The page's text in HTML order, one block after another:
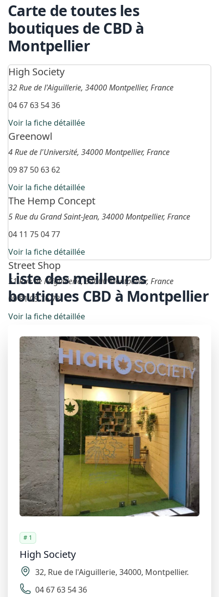
Carte de toutes les
boutiques de CBD à
Montpellier
High Society
32 Rue de l'Aiguillerie, 34000 Montpellier, France
04 67 63 54 36
Voir la fiche détaillée
Greenowl
4 Rue de l'Université, 34000 Montpellier, France
09 87 50 63 62
Voir la fiche détaillée
The Hemp Concept
5 Rue du Grand Saint-Jean, 34000 Montpellier, France
04 11 75 04 77
Voir la fiche détaillée
Street Shop
51 Rue de l'Aiguillerie, 34000 Montpellier, France
09 81 09 76 73
Voir la fiche détaillée
12 Boulevard Ledru Rollin, 34000 Montpellier, France
07 49 26 15 16
Voir la fiche détaillée
HISTOIRE DE GRAINES
31 Rue de l'Aiguillerie, 34000 Montpellier, France
09 88 08 17 77
Voir la fiche détaillée
CBD SHOP
3 Rue de la République, 34000 Montpellier, France
09 83 87 09 70
Voir la fiche détaillée
6 Rue d'Alger, 34000 Montpellier, France
04 67 66 04 47
Voir la fiche détaillée
Cannabillion
Liste des meilleures
boutiques CBD à Montpellier
# 1
High Society
32, Rue de l'Aiguillerie, 34000, Montpellier.
04 67 63 54 36